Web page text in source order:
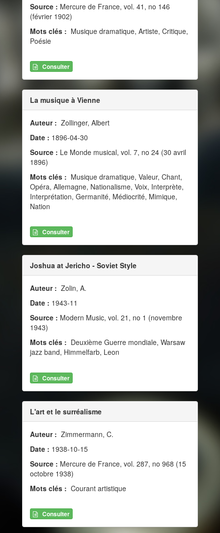
Source : Mercure de France, vol. 41, no 146
(février 1902)
Mots clés : Musique dramatique, Artiste, Critique,
Poésie
Consulter
La musique à Vienne
Auteur : Zollinger, Albert
Date : 1896-04-30
Source : Le Monde musical, vol. 7, no 24 (30 avril
1896)
Mots clés : Musique dramatique, Valeur, Chant,
Opéra, Allemagne, Nationalisme, Voix, Interprète,
Interprétation, Germanité, Médiocrité, Mimique,
Nation
Consulter
Joshua at Jericho - Soviet Style
Auteur : Zolin, A.
Date : 1943-11
Source : Modern Music, vol. 21, no 1 (novembre
1943)
Mots clés : Deuxième Guerre mondiale, Warsaw
jazz band, Himmelfarb, Leon
Consulter
L'art et le surréalisme
Auteur : Zimmermann, C.
Date : 1938-10-15
Source : Mercure de France, vol. 287, no 968 (15
octobre 1938)
Mots clés : Courant artistique
Consulter